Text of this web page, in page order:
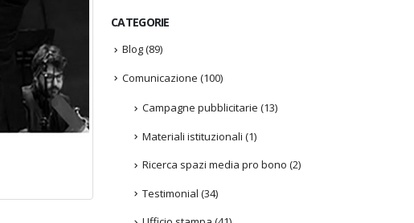
CATEGORIE
Blog(89)
Comunicazione (100)
Campagne pubblicitarie (13)
Materiali istituzionali (1)
Ricerca spazi media pro bono (2)
Testimonial (34)